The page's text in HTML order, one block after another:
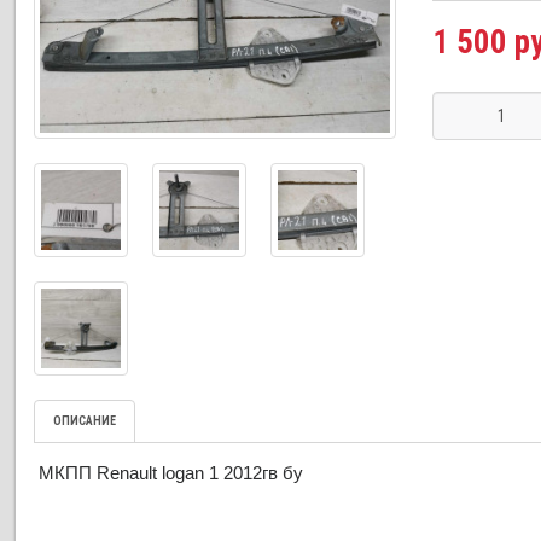
1 500
ОПИСАНИЕ
МКПП Renault logan 1 2012гв бу